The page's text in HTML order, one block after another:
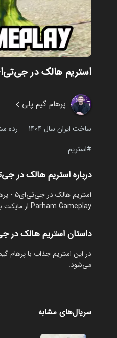
استریم هالک در جی‌تی‌ای۵ - پرهام گیم
پرهام گیم پلی
ساخت ایران سال 1404
رده سنی
استریم
درباره استریم هالک در جی‌تی‌ای۵ -
Parham Gameplay از مایکت بدون نیاز به دانلود
داستان استریم هالک در جی‌تی‌ای۵ -
‏در این استریم جذاب با پرهام
می‌شود.
سریال‌های مشابه